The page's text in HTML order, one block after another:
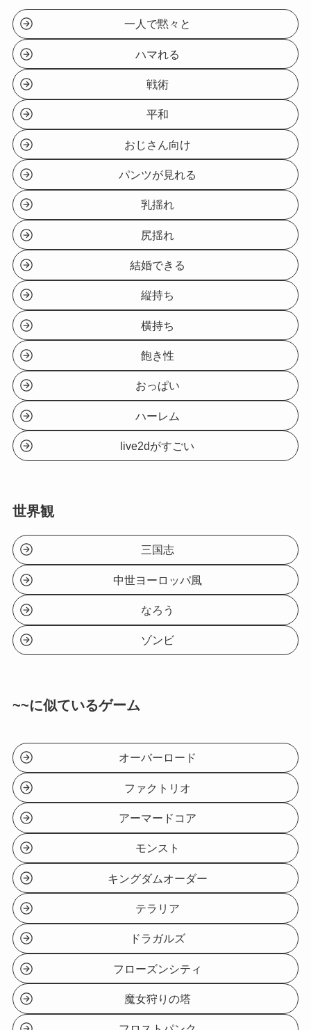
一人で黙々と
ハマれる
戦術
平和
おじさん向け
パンツが見れる
乳揺れ
尻揺れ
結婚できる
縦持ち
横持ち
飽き性
おっぱい
ハーレム
live2dがすごい
世界観
三国志
中世ヨーロッパ風
なろう
ゾンビ
~~に似ているゲーム
オーバーロード
ファクトリオ
アーマードコア
モンスト
キングダムオーダー
テラリア
ドラガルズ
フローズンシティ
魔女狩りの塔